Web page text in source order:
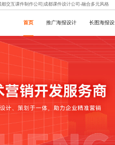
交互课件制作公司|成都课件设计公司-融合多元风格
首页 推广海报设计 长图海报